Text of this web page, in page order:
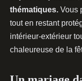
thématiques. Vous
tout en restant
intérieur-extérieur
chaleureuse de la